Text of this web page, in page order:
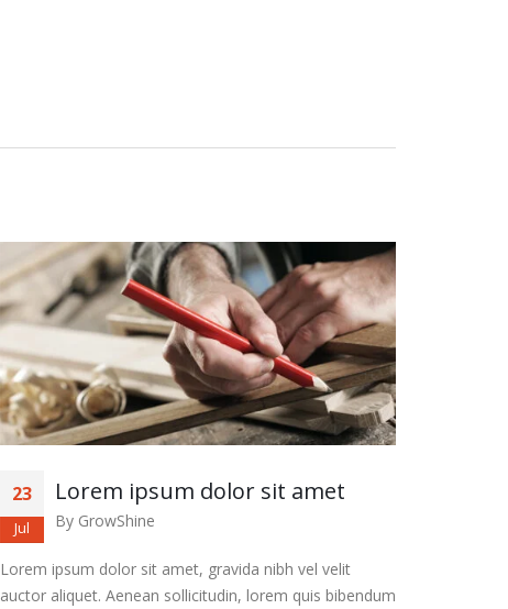
23
Jul
Lorem ipsum dolor sit amet
By GrowShine
Lorem ipsum dolor sit amet, gravida nibh vel velit
auctor aliquet. Aenean sollicitudin, lorem quis bibendum